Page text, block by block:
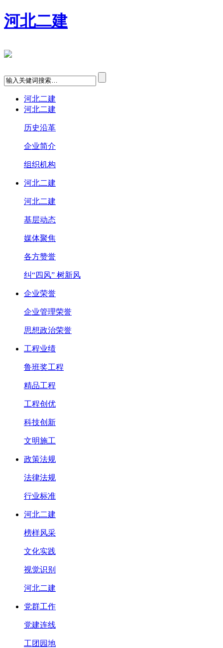
河北二建
河北二建
河北二建
历史沿革
企业简介
组织机构
河北二建
河北二建
基层动态
媒体聚焦
各方赞誉
纠“四风” 树新风
企业荣誉
企业管理荣誉
思想政治荣誉
工程业绩
鲁班奖工程
精品工程
工程创优
科技创新
文明施工
政策法规
法律法规
行业标准
河北二建
榜样风采
文化实践
视觉识别
河北二建
党群工作
党建连线
工团园地